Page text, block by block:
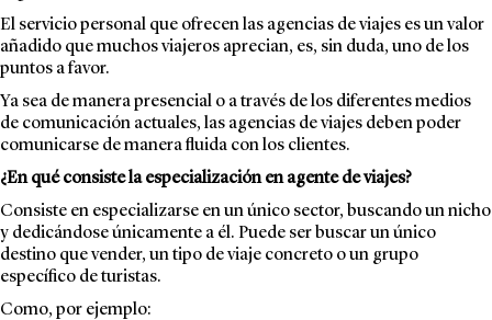
El servicio personal que ofrecen las agencias de viajes es un valor
añadido que muchos viajeros aprecian, es, sin duda, uno de los
puntos a favor.
Ya sea de manera presencial o a través de los diferentes medios
de comunicación actuales, las agencias de viajes deben poder
comunicarse de manera fluida con los clientes.
¿En qué consiste la especialización en agente de viajes?
Consiste en especializarse en un único sector, buscando un nicho
y dedicándose únicamente a él. Puede ser buscar un único
destino que vender, untipo de viaje concreto o un grupo
específico de turistas.
Como, por ejemplo: